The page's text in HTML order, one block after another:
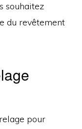
souhaitez
du revêtement
pour